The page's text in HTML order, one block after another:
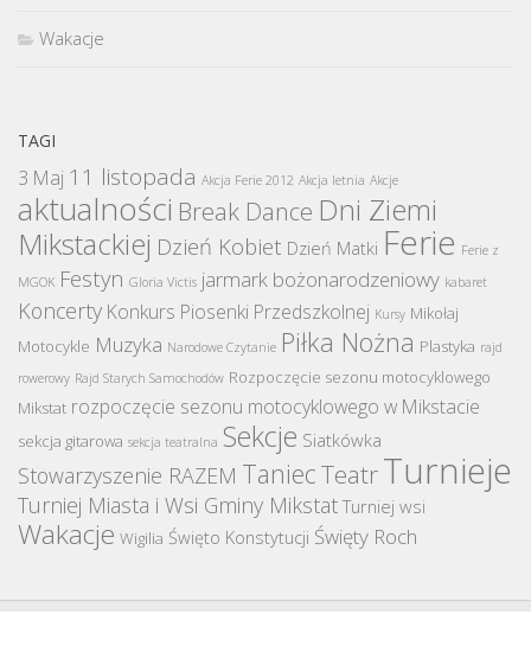
Wakacje
TAGI
3 Maj 11 listopada Akcja Ferie 2012 Akcja letnia Akcje
aktualności Break Dance Dni Ziemi
Mikstackiej Dzień Kobiet Dzień Matki Ferie Ferie z
MGOK Festyn Gloria Victis jarmark bożonarodzeniowy kabaret
Koncerty Konkurs Piosenki Przedszkolnej Kursy Mikołaj
Motocykle Muzyka Narodowe Czytanie Piłka Nożna Plastyka rajd
rowerowy Rajd Starych Samochodów Rozpoczęcie sezonu motocyklowego
Mikstat rozpoczęcie sezonu motocyklowego w Mikstacie
sekcja gitarowa sekcja teatralna Sekcje Siatkówka
Stowarzyszenie RAZEM TaniecTeatrTurnieje
Turniej Miasta i Wsi Gminy Mikstat Turniej wsi
Wakacje Wigilia Święto Konstytucji Święty Roch